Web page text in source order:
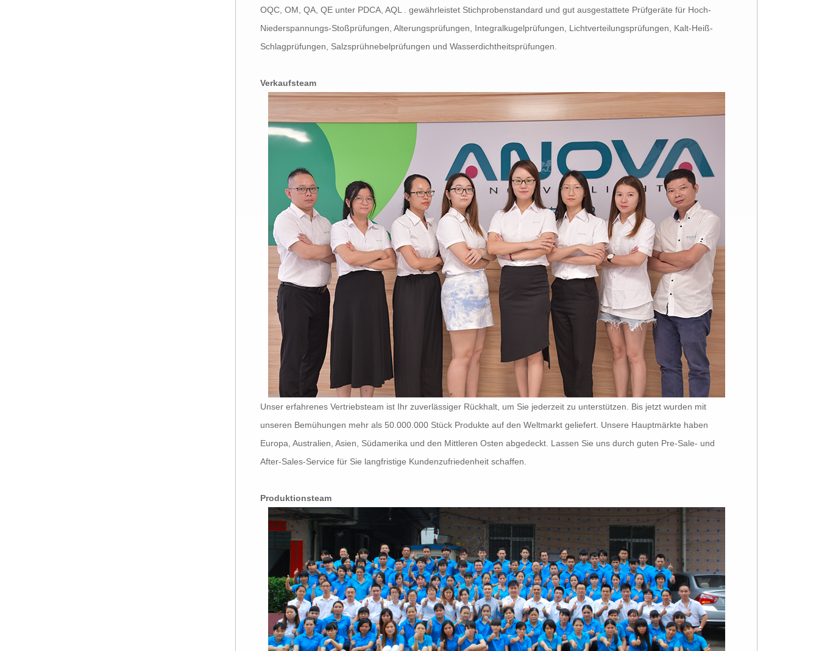
OQC, OM, QA, QE unter PDCA, AQL . gewährleistet Stichprobenstandard und gut ausgestattete Prüfgeräte für Hoch-
Niederspannungs-Stoßprüfungen, Alterungsprüfungen, Integralkugelprüfungen, Lichtverteilungsprüfungen, Kalt-Heiß-
Schlagprüfungen, Salzsprühnebelprüfungen und Wasserdichtheitsprüfungen.
Verkaufsteam
Unser erfahrenes Vertriebsteam ist Ihr zuverlässiger Rückhalt, um Sie jederzeit zu unterstützen. Bis jetzt wurden mit
unseren Bemühungen mehr als 50.000.000 Stück Produkte auf den Weltmarkt geliefert. Unsere Hauptmärkte haben
Europa, Australien, Asien, Südamerika und den Mittleren Osten abgedeckt. Lassen Sie uns durch guten Pre-Sale- und
After-Sales-Service für Sie langfristige Kundenzufriedenheit schaffen.
Produktionsteam